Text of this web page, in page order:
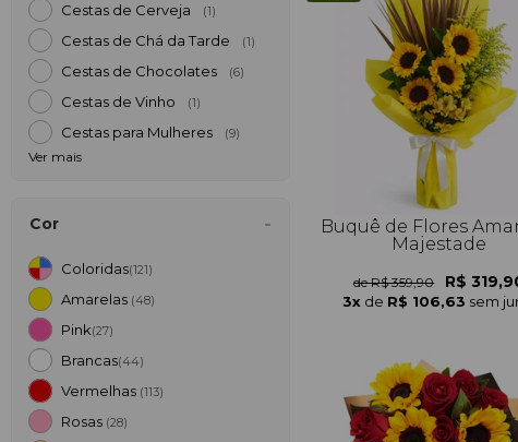
Cestas de Cerveja (1)
Cestas de Chá da Tarde (1)
Cestas de Chocolates (6)
Cestas de Vinho (1)
Cestas para Mulheres (9)
Ver mais
Cor
Coloridas(121)
Amarelas (48)
Pink(27)
Brancas(44)
Vermelhas (113)
Rosas (28)
Buquê de Flores
Majestade
de R$ 359,90 R$
3x de R$ 106,63 sem